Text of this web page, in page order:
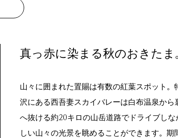
真っ赤に染まる秋のおきたま
山々に囲まれた置賜は有数の紅葉スポット。
沢にある西吾妻スカイバレーは白布温泉から
へ抜ける約20キロの山岳道路でドライブしな
しい山々の光景を眺めることができます。期